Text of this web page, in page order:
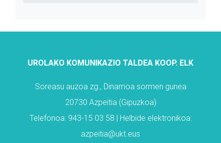
UROLAKO KOMUNIKAZIO TALDEA KOOP. ELK
Soreasu auzoa zg., Dinamoa sormen gunea
20730 Azpeitia (Gipuzkoa)
Telefonoa: 943-15 03 58 | Helbide elektronikoa:
azpeitia@ukt.eus